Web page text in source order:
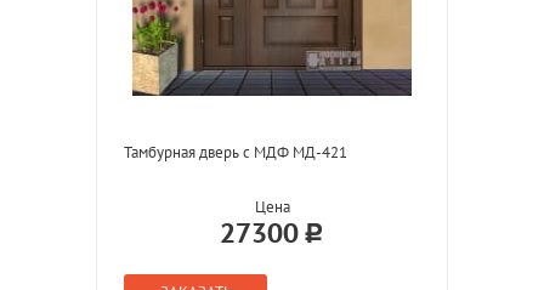
Тамбурная дверь с МДФ МД-421
Цена
27300